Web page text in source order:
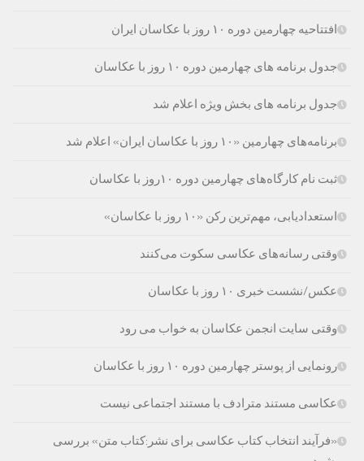
افتتاحیه چهارمین دوره ۱۰ روز با عکاسان ایران
جدول برنامه های چهارمین دوره ۱۰ روز با عکاسان
جدول برنامه های بخش ویژه اعلام شد
برنامه‌های چهارمین «۱۰ روز با عکاسان ایران» اعلام شد
ثبت نام کارگاه‌های چهارمین دوره ۱۰روز با عکاسان
استعدادیابی، مهم‌ترین رکن «۱۰ روز با عکاسان»
وقتی رسانه‌های عکاسی سکوت می‌کنند
عکس/نشست خبری ۱۰ روز با عکاسان
وقتی سایت انجمن عکاسان به خواب می رود
رونمایی از پوستر چهارمین دوره ۱۰ روز با عکاسان
عکاسی مستند مترادف با مستند اجتماعی نیست
«فرآیند انتخاب کتاب‌ عکاسی برای نشر:کتاب متن» بررسی